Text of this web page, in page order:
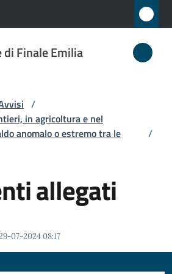
di Finale Emilia
/
in agricoltura e nel
anomalo o estremo tra le
/
allegati
07-2024 08:17